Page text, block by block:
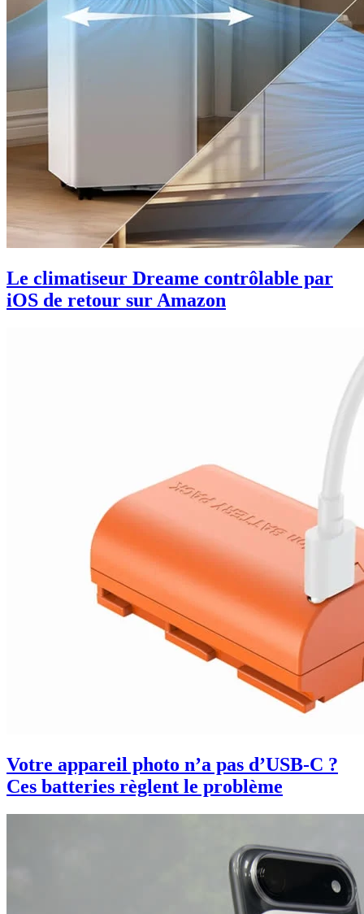
Le climatiseur Dreame contrôlable par
iOS de retour sur Amazon
Votre appareil photo n’a pas d’USB-C ?
Ces batteries règlent le problème